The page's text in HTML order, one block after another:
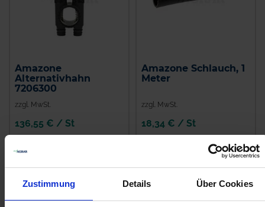
Zustimmung Details Über Cookies
Amazone
Alternativhahn
7206300
zzgl. MwSt.
136,55 € / St
Amazone Schlauch, 1
Meter
zzgl. MwSt.
18,34 € / St
IN DEN
WARENKORB